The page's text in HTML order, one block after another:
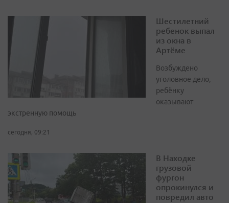
Шестилетний
ребенок выпал
из окна в
Артёме
Возбуждено
уголовное дело,
ребёнку
оказывают
экстренную помощь
сегодня, 09:21
В Находке
грузовой
фургон
опрокинулся и
повредил авто